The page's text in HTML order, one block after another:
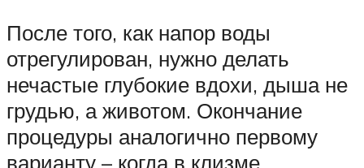
После того, как напор воды
отрегулирован, нужно делать
нечастые глубокие вдохи, дыша не
грудью, а животом. Окончание
процедуры аналогично первому
варианту – когда в клизме